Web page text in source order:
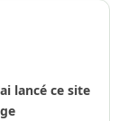
lancé ce site